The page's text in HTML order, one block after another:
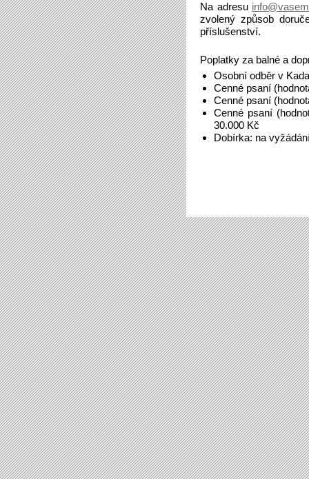
Na adresu
zvolený způsob
příslušenství.
Poplatky za balné a
Osobní odběr v
Cenné psaní
Cenné psaní
Cenné psaní
30.000 Kč
Dobírka: na